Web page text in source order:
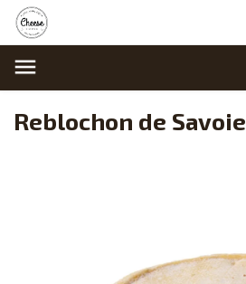
Reblochon de Savoie